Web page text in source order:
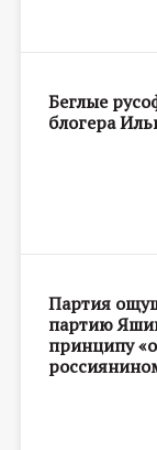
Беглые
блогера
Партия
партию
принципу